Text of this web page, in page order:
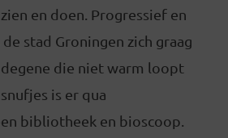
en doen. Progressief en
stad Groningen zich graag
die niet warm loopt
is er qua
bibliotheek en bioscoop.